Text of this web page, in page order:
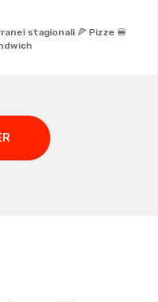
stagionali 🍕 Pizze 🍔